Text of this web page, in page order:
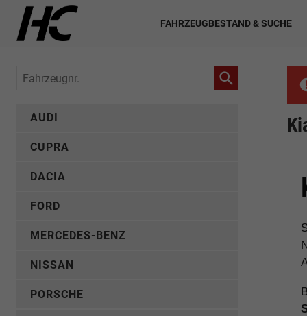
FAHRZEUGBESTAND & SUCHE
Fahrzeugnr.
AUDI
CUPRA
DACIA
FORD
MERCEDES-BENZ
NISSAN
PORSCHE